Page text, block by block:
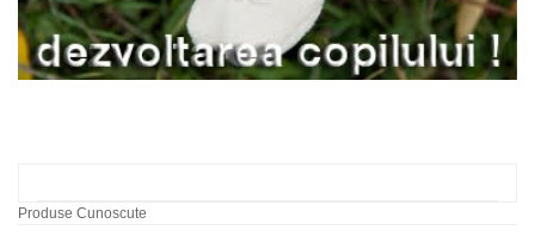
Produse Cunoscute